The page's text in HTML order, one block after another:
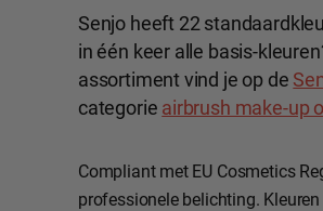
Senjo heeft 22
in één keer alle basis-
assortiment vind je op de
categorie airbrush make-up
Compliant met EU Cosmetics
professionele belichting.